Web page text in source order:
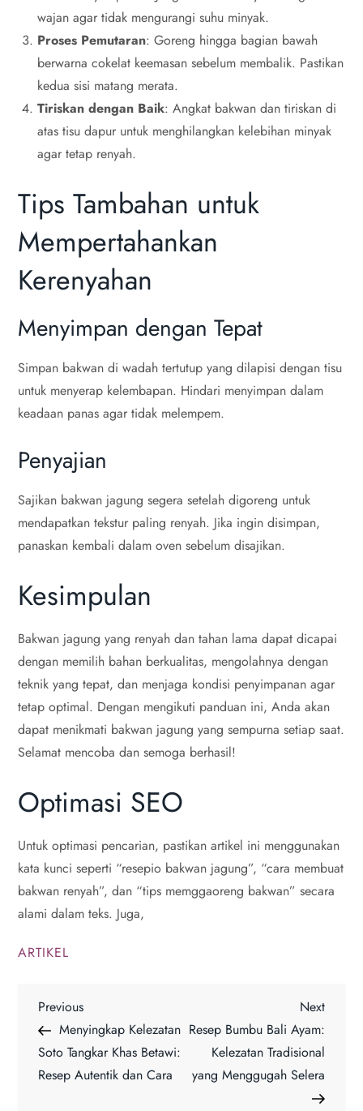
wajan agar tidak mengurangi suhu minyak.
Proses Pemutaran: Goreng hingga bagian bawah
berwarna cokelat keemasan sebelum membalik. Pastikan
kedua sisi matang merata.
Tiriskan dengan Baik: Angkat bakwan dan tiriskan di
atas tisu dapur untuk menghilangkan kelebihan minyak
agar tetap renyah.
Tips Tambahan untuk
Mempertahankan
Kerenyahan
Menyimpan dengan Tepat
Simpan bakwan di wadah tertutup yang dilapisi dengan tisu
untuk menyerap kelembapan. Hindari menyimpan dalam
keadaan panas agar tidak melempem.
Penyajian
Sajikan bakwan jagung segera setelah digoreng untuk
mendapatkan tekstur paling renyah. Jika ingin disimpan,
panaskan kembali dalam oven sebelum disajikan.
Kesimpulan
Bakwan jagung yang renyah dan tahan lama dapat dicapai
dengan memilih bahan berkualitas, mengolahnya dengan
teknik yang tepat, dan menjaga kondisi penyimpanan agar
tetap optimal. Dengan mengikuti panduan ini, Anda akan
dapat menikmati bakwan jagung yang sempurna setiap saat.
Selamat mencoba dan semoga berhasil!
Optimasi SEO
Untuk optimasi pencarian, pastikan artikel ini menggunakan
kata kunci seperti “resepio bakwan jagung”, “cara membuat
bakwan renyah”, dan “tips memggaoreng bakwan” secara
alami dalam teks. Juga,
ARTIKEL
P
o
s
Previous
Post
Previous
Menyingkap Kelezatan
Soto Tangkar Khas Betawi:
Resep Autentik dan Cara
Next
Post
Next
Resep Bumbu Bali Ayam:
Kelezatan Tradisional
yang Menggugah Selera